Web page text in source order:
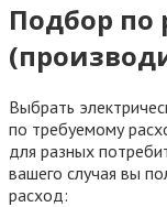
Подбор по
Выбрать
по требуемому
для разных
вашего случая вы
расход: